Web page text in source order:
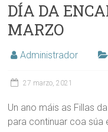
DÍA DA
MARZO
Administrador
27 marzo, 2021
Un ano máis as Fillas
para continuar coa súa